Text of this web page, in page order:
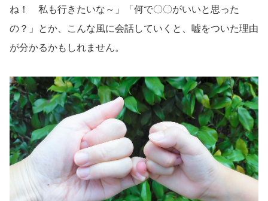
ね！ 私も行きたいな～」「何で〇〇がいいと思った
の？」とか、こんな風に会話していくと、嘘をついた理由
が分かるかもしれません。